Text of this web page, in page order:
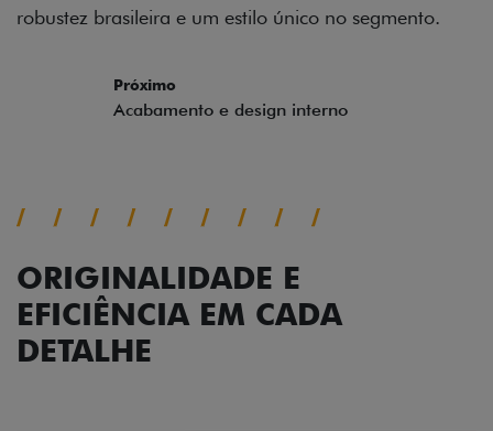
no segmento.
ORIGINALIDADE E
EFICIÊNCIA EM CADA
DETALHE